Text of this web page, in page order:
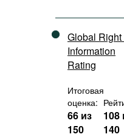
Global Right
Information
Rating
Итоговая
оценка:
66 из
150
108
140